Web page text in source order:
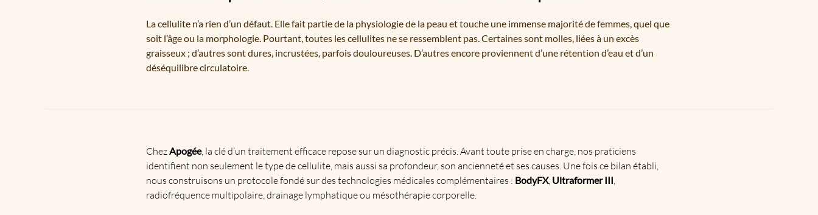
La cellulite n’a rien d’un défaut. Elle fait partie de la physiologie de la peau et touche une immense majorité de femmes, quel que
soit l’âge ou la morphologie. Pourtant, toutes les cellulites ne se ressemblent pas. Certaines sont molles, liées à un excès
graisseux ; d’autres sont dures, incrustées, parfois douloureuses. D’autres encore proviennent d’une rétention d’eau et d’un
déséquilibre circulatoire.
ChezApogée, la clé d’un traitement efficace repose sur un diagnostic précis. Avant toute prise en charge, nos praticiens
identifient non seulement le type decellulite, mais aussi sa profondeur, son ancienneté et ses causes. Une fois ce bilan établi,
nous construisons un protocole fondé sur des technologies médicales complémentaires : BodyFX, Ultraformer III,
radiofréquence multipolaire,drainage lymphatiqueou mésothérapie corporelle.